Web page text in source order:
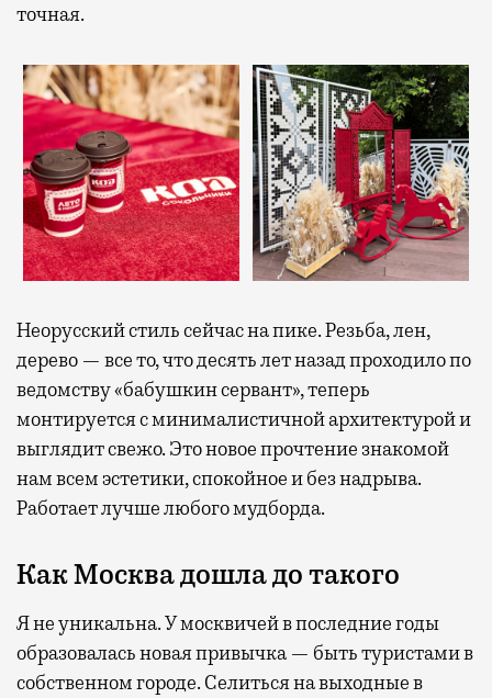
точная.
Неорусский стиль сейчас на пике. Резьба, лен,
дерево — все то, что десять лет назад проходило по
ведомству «бабушкин сервант», теперь
монтируется с минималистичной архитектурой и
выглядит свежо. Это новое прочтение знакомой
нам всем эстетики, спокойное и без надрыва.
Работает лучше любого мудборда.
Как Москва дошла до такого
Я не уникальна. У москвичей в последние годы
образовалась новая привычка — быть туристами в
собственном городе. Селиться на выходные в